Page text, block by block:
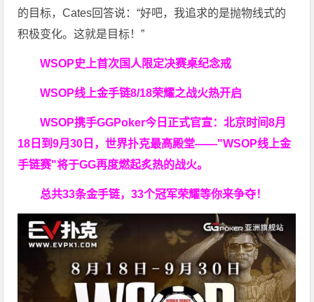
的目标，Cates回答说：“好吧，我追求的是抛物线式的
积极变化。这就是目标！”
WSOP史上首次国人限定决赛桌纪念戒
WSOP线上金手链8/18荣耀之战火热开启
WSOP携手GGPoker今日正式官宣：北京时间8月
18日到9月30日，世界扑克最高殿堂——"WSOP线上金
手链赛"将于GG再度燃起炙热的战火。
总共33条金手链，33个冠军荣耀等你来争夺！